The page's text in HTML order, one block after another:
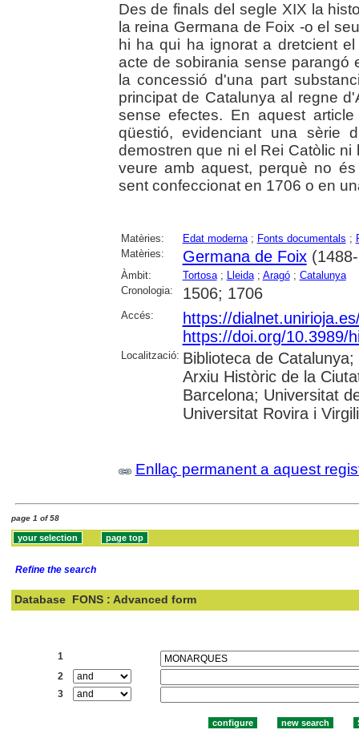
Des de finals del segle XIX la
la reina Germana de Foix -o el
hi ha qui ha ignorat a dretcient
acte de sobirania sense parangó
la concessió d'una part
principat de Catalunya al regne
sense efectes. En aquest
qüestió, evidenciant una sèrie
demostren que ni el Rei Catòlic
veure amb aquest, perquè no
sent confeccionat en 1706 o en
Matèries: Edat moderna; Fonts documentals ;
Matèries:
Germana de Foix
Àmbit: Tortosa; Lleida; Aragó; Catalunya
Cronologia:
1506; 1706
Accés:
https://
https://doi.org/10.3989/
Localització: Biblioteca de
Arxiu Històric de la
Barcelona; Universitat
Universitat Rovira i
Enllaç permanent a aquest
page 1 of 58
Refine the search
Database FONS : Advanced form
1
2
3